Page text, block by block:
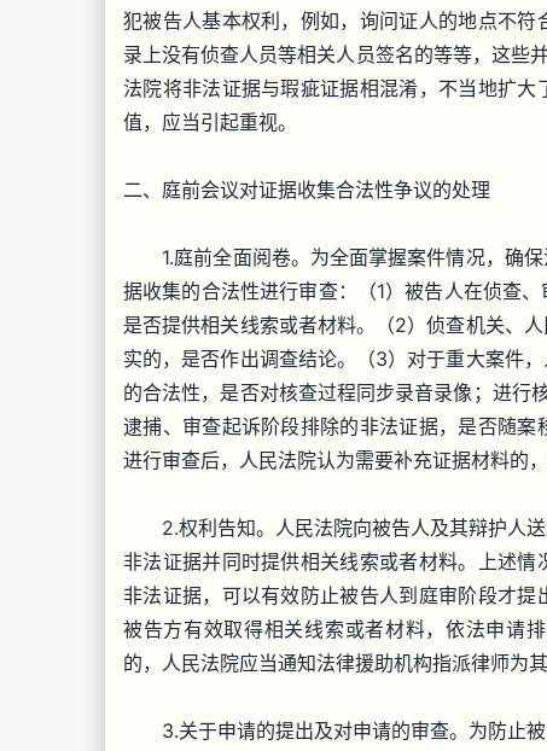
犯被告人基本权利，例如，询问证人的地点不
录上没有侦查人员等相关人员签名的等等，这些
法院将非法证据与瑕疵证据相混淆，不当地扩
值，应当引起重视。
二、庭前会议对证据收集合法性争议的处理
1.庭前全面阅卷。为全面掌握案件情况，确保
据收集的合法性进行审查：（1）被告人在侦查
是否提供相关线索或者材料。（2）侦查机关、
实的，是否作出调查结论。（3）对于重大案件
的合法性，是否对核查过程同步录音录像；进行
逮捕、审查起诉阶段排除的非法证据，是否随
进行审查后，人民法院认为需要补充证据材料的
2.权利告知。人民法院向被告人及其辩护人送
非法证据并同时提供相关线索或者材料。上述
非法证据，可以有效防止被告人到庭审阶段才
被告方有效取得相关线索或者材料，依法申请
的，人民法院应当通知法律援助机构指派律师为其
3.关于申请的提出及对申请的审查。为防止被